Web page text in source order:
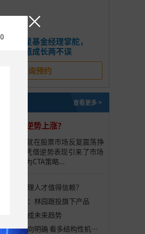
明星基金经理掌舵，
价值成长两不误
咨询预约
查看更多 >
何能逆势上涨？
季度，就在股票市场反复震荡挣
策略却凭借逆势表现引来了市场
么，何为CTA策略...
的私募管理人才值得信赖？
募放大招：林园跟投旗下产品
化私募或成未来趋势
私募重点调研方向明确 看多结构性机会 热门调研标的浮出水面
×